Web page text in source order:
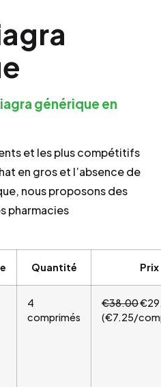
générique en
et les plus compétitifs
en gros et l’absence de
nous proposons des
pharmacies
Quantité Prix
4
comprimés
€38.00
(€7.25/